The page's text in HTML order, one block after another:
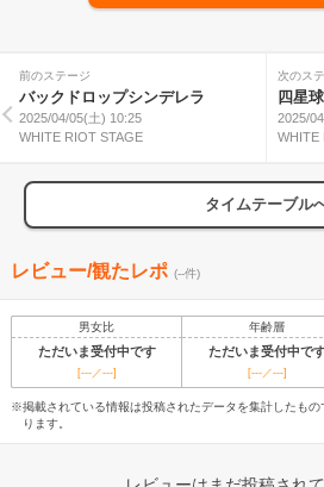
前のステージ
バックドロップシンデレラ
2025/04/05(土) 10:25
WHITE RIOT STAGE
次のス
四星球
2025/
WHITE
タイムテーブル
レビュー/観たレポ (--件)
男女比 年齢層
ただいま受付中です ただいま受付中で
[---／---] [---／---]
※掲載されている情報は投稿されたデータを集計したも
ります。